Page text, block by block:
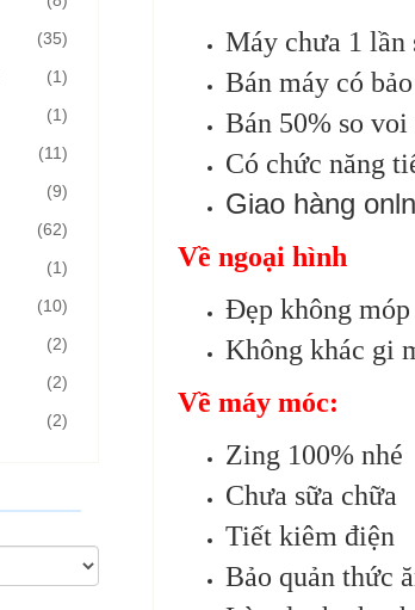
(35)
(1)
(1)
(11)
(9)
(62)
(1)
(10)
(2)
(2)
(2)
Máy chưa 1 lần
Bán máy có
Bán 50% so
Có chức năng
Giao hàng
Về ngoại hình
Đẹp không móp
Không khác gi
Về máy móc:
Zing 100% nhé
Chưa sữa chữa
Tiết kiêm điện
Bảo quản thức